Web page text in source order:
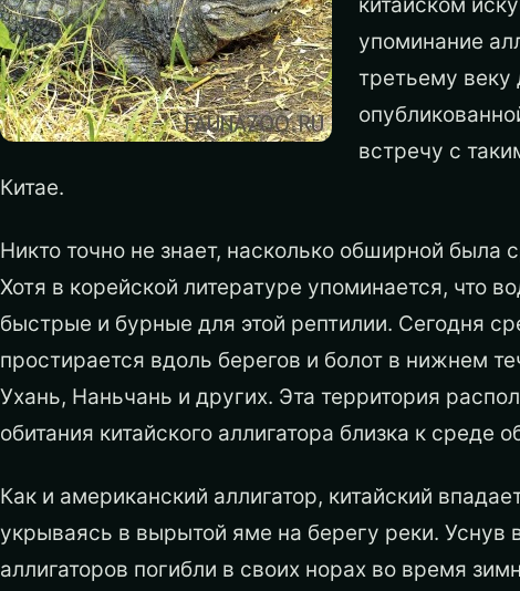
упоминание
третьему веку
встречу с
Китае.
Никто точно не знает, насколько обширной была
Хотя в корейской литературе упоминается, что
быстрые и бурные для этой рептилии. Сегодня
простирается вдоль берегов и болот в нижнем
Ухань, Наньчань и других. Эта территория
обитания китайского аллигатора близка к среде
Как и американский аллигатор, китайский
укрываясь в вырытой яме на берегу реки. Уснув
аллигаторов погибли в своих норах во время